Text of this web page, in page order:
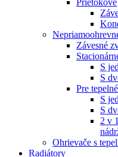
Prietokové
Závesné
S
S
Pre
S
S
2 v
Ohrievače s
Radiátory